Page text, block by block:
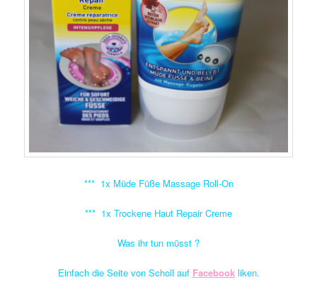
*** 1x Müde Füße Massage Roll-On
*** 1x Trockene Haut Repair Creme
Was ihr tun müsst ?
Einfach die Seite von Scholl auf Facebookliken.